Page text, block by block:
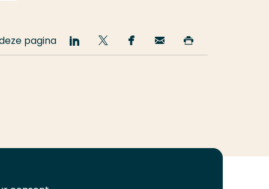
pagina
Deel
op
Deel
op
Deel
op
Email
deze deze